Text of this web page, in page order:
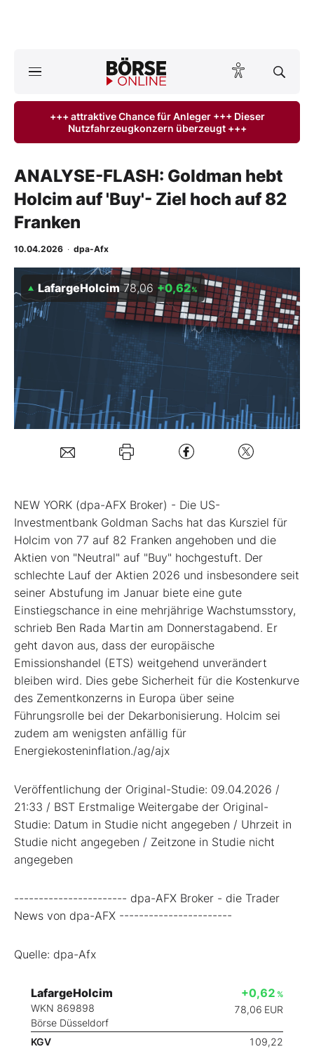
ktuelle Ausgabe BÖRSE ONLINE lesen
Finanz-Check
BO-Musterdepots
Experten
Mein Konto
+++ attraktive Chance für Anleger +++ Dieser
Nutzfahrzeugkonzern überzeugt +++
ANALYSE-FLASH: Goldman hebt
Holcim auf 'Buy'- Ziel hoch auf 82
Franken
10.04.2026 · dpa-Afx
LafargeHolcim 78,06 +0,62%
NEW YORK (dpa-AFX Broker) - Die US-
Investmentbank Goldman Sachs hat das Kursziel für
Holcim von 77 auf 82 Franken angehoben und die
Aktien von "Neutral" auf "Buy" hochgestuft. Der
schlechte Lauf der Aktien 2026 und insbesondere seit
seiner Abstufung im Januar biete eine gute
Einstiegschance in eine mehrjährige Wachstumsstory,
schrieb Ben Rada Martin am Donnerstagabend. Er
geht davon aus, dass der europäische
Emissionshandel (ETS) weitgehend unverändert
bleiben wird. Dies gebe Sicherheit für die Kostenkurve
des Zementkonzerns in Europa über seine
Führungsrolle bei der Dekarbonisierung. Holcim sei
zudem am wenigsten anfällig für
Energiekosteninflation./ag/ajx
Veröffentlichung der Original-Studie: 09.04.2026 /
21:33 / BST Erstmalige Weitergabe der Original-
Studie: Datum in Studie nicht angegeben / Uhrzeit in
Studie nicht angegeben / Zeitzone in Studie nicht
angegeben
----------------------- dpa-AFX Broker - die Trader
News von dpa-AFX -----------------------
Quelle: dpa-Afx
LafargeHolcim
WKN 869898
Börse Düsseldorf
+0,62 %
78,06 EUR
KGV
109,22